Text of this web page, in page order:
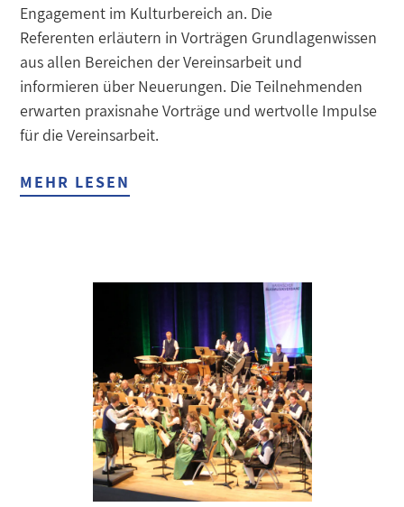
Engagement im Kulturbereich an. Die
Referenten erläutern in Vorträgen Grundlagenwissen
aus allen Bereichen der Vereinsarbeit und
informieren über Neuerungen. Die Teilnehmenden
erwarten praxisnahe Vorträge und wertvolle Impulse
für die Vereinsarbeit.
MEHR LESEN